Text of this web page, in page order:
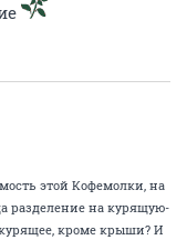
этой Кофемолки, на
разделение на курящую-
кроме крыши? И